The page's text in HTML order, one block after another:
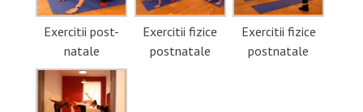
Exercitii post-
natale
Exercitii fizice
postnatale
Exercitii fizice
postnatale